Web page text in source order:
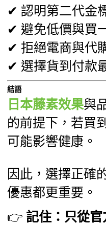
✔ 認明第二代金
✔ 避免低價與買
✔ 拒絕電商與代
✔ 選擇貨到付款
結語
日本藤素效果與
的前提下，若買
可能影響健康。
因此，選擇正確
優惠都更重要。
👉 記住：只從